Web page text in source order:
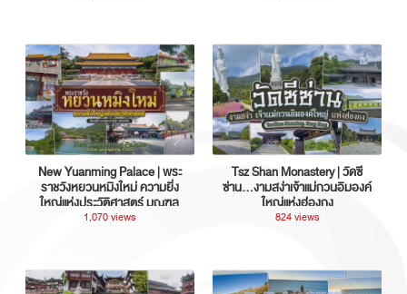
New Yuanming Palace | พระ
ราชวังหยวนหมิงใหม่ ความยิ่ง
ใหญ่แห่งประวัติศาสตร์ มณฑล
กวางตุ้ง ประเทศจีน
1,070 views
Tsz Shan Monastery | วัดซี
ซ่าน…งามสง่าเจ้าแม่กวนอิมองค์
ใหญ่แห่งฮ่องกง
824 views